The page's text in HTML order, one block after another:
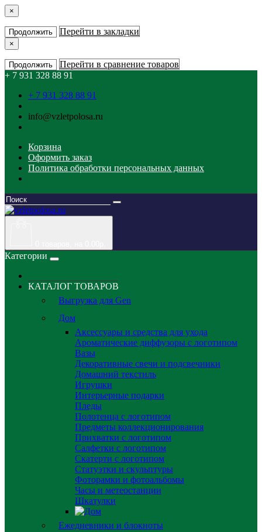
×
Продолжить Перейти в закладки
×
Продолжить
Перейти в сравнение товаров
+ 7 931 328 88 91
+ 7 931 328 88 91
info@vzletpolosa.ru
Корзина
Оформить заказ
Политика обработки персональных данных
Категории
КАТАЛОГ ТОВАРОВ
Выгрузка для Gen
Дом
Аксессуары и средства для ухода
Ароматические диффузоры с логотипом
Вазы
Декоративные свечи и подсвечники
Домашний текстиль
Игрушки
Интерьерные подарки
Пледы
Полотенца с логотипом
Предметы коллекционирования
Прихватки с логотипом
Салфетки с логотипом
Скатерти с логотипом
Статуэтки и скульптуры
Фоторамки и фотоальбомы
Часы и метеостанции
Шкатулки
Ежедневники и блокноты